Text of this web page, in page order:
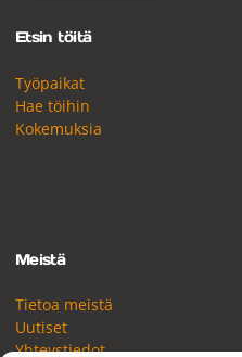
Etsin töitä
Työpaikat
Hae töihin
Kokemuksia
Meistä
Tietoa meistä
Uutiset
Yhteystiedot